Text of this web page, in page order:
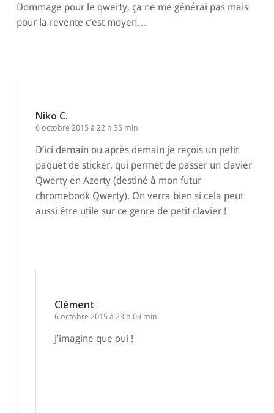
Dommage pour le qwerty, ça ne me générai pas mais
pour la revente c’est moyen…
Niko C.
6 octobre 2015 à 22 h 35 min
D’ici demain ou après demain je reçois un petit
paquet de sticker, qui permet de passer un clavier
Qwerty en Azerty (destiné à mon futur
chromebook Qwerty). On verra bien si cela peut
aussi être utile sur ce genre de petit clavier !
Clément
6 octobre 2015 à 23 h 09 min
J’imagine que oui !